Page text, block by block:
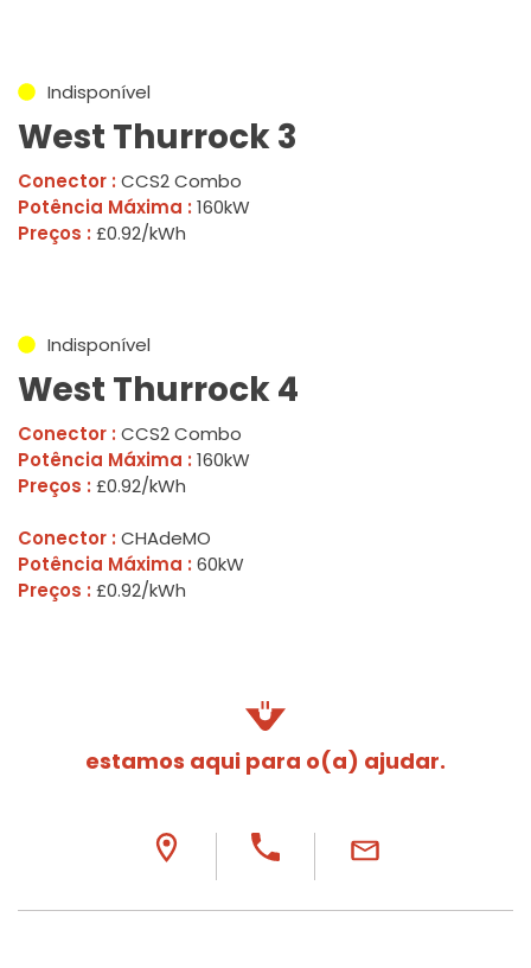
Indisponível
West Thurrock 3
Conector : CCS2 Combo
Potência Máxima : 160kW
Preços : £0.92/kWh
Indisponível
West Thurrock 4
Conector : CCS2 Combo
Potência Máxima : 160kW
Preços : £0.92/kWh
Conector : CHAdeMO
Potência Máxima : 60kW
Preços : £0.92/kWh
estamos aqui para o(a) ajudar.